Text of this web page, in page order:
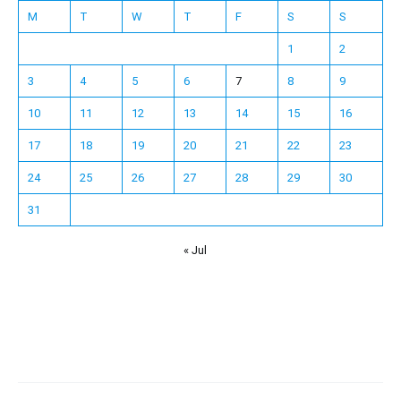
M T W T F S S
1 2
3 4 5 6 7 8 9
10 11 12 13 14 15 16
17 18 19 20 21 22 23
24 25 26 27 28 29 30
31
« Jul